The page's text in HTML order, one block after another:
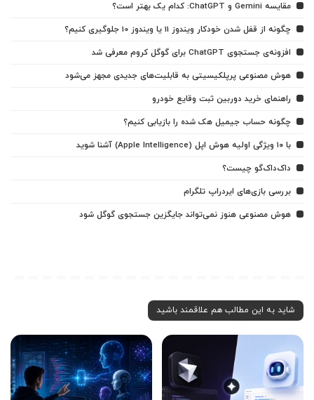
مقایسه Gemini و ChatGPT: کدام یک بهتر است؟
چگونه از قفل شدن خودکار ویندوز 11 یا ویندوز 10 جلوگیری کنیم؟
افزونه‌ی جستجوی ChatGPT برای گوگل کروم معرفی شد
هوش مصنوعی پرپلکیسیتی به قابلیت‌های جدیدی مجهز می‌شود
راهنمای خرید دوربین ثبت وقایع خودرو
چگونه حساب جیمیل هک شده را بازیابی کنیم؟
با ۱۰ ویژگی اولیه هوش اپل (Apple Intelligence) آشنا شوید
داک‌داک‌گو چیست؟
بررسی بازی‌های ایردراپ تلگرام
هوش مصنوعی هنوز نمی‌تواند جایگزین جستجوی گوگل شود
شاید به این مطالب هم علاقمند باشید